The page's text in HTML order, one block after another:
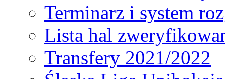
Terminarz i system
Lista hal
Transfery 2021/2022